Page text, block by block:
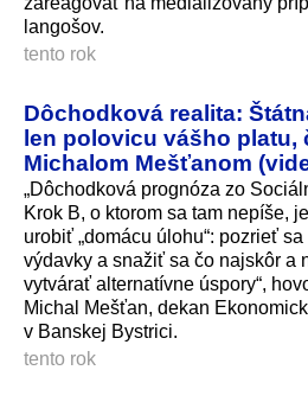
langošov.
tento rok
Dôchodková realita:
len polovicu vášho platu,
Michalom Mešťanom
„Dôchodková prognóza zo
Krok B, o ktorom sa tam nepíše,
urobiť „domácu úlohu“: pozrieť
výdavky a snažiť sa čo najskôr a
vytvárať alternatívne úspory“,
Michal Mešťan, dekan
v Banskej Bystrici.
tento rok